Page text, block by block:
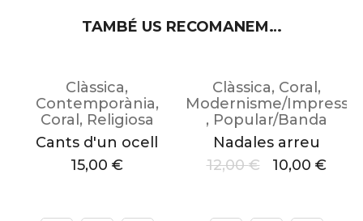
TAMBÉ US RECOMANEM…
Clàssica,
Contemporània,
Coral , Religiosa
Cants d'un ocell
15,00 €
Clàssica, Coral ,
Modernisme/
, Popular/Banda
Nadales arreu
12,00€ 10,00 €